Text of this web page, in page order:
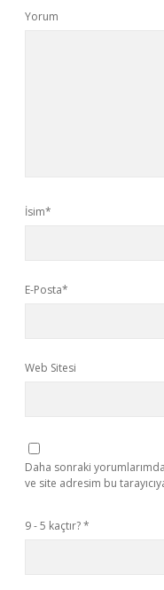
Yorum
İsim*
E-Posta*
Web Sitesi
Daha sonraki
ve site adresim bu
9 - 5 kaçtır?*